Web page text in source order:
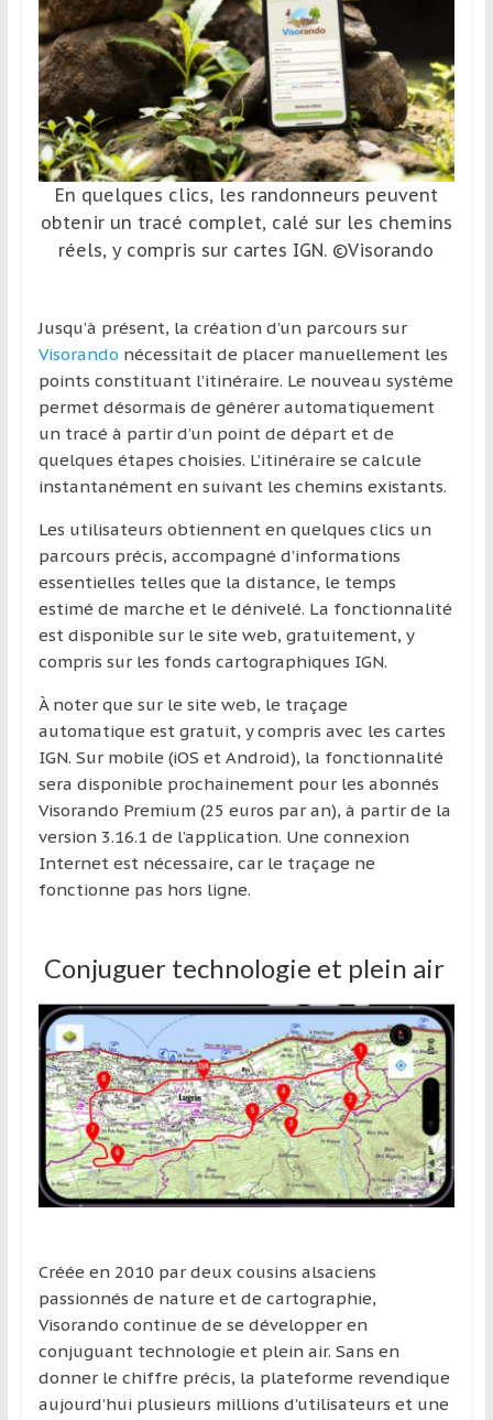
l’étranger
pour
assouvir
leur
passion,
tout
en
profitant
d’un
pays
d’une
région
En quelques clics, les randonneurs peuvent
obtenir un tracé complet, calé sur les chemins
réels, y compris sur cartes IGN. ©Visorando
Jusqu’à présent, la création d’un parcours sur
Visorando nécessitait de placer manuellement les
points constituant l’itinéraire. Le nouveau système
permet désormais de générer automatiquement
un tracé à partir d’un point de départ et de
quelques étapes choisies. L’itinéraire se calcule
instantanément en suivant les chemins existants.
Les utilisateurs obtiennent en quelques clics un
parcours précis, accompagné d’informations
essentielles telles que la distance, le temps
estimé de marche et le dénivelé. La fonctionnalité
est disponible sur le site web, gratuitement, y
compris sur les fonds cartographiques IGN.
À noter que sur le site web, le traçage
automatique est gratuit, y compris avec les cartes
IGN. Sur mobile (iOS et Android), la fonctionnalité
sera disponible prochainement pour les abonnés
Visorando Premium (25 euros par an), à partir de la
version 3.16.1 de l’application. Une connexion
Internet est nécessaire, car le traçage ne
fonctionne pas hors ligne.
Conjuguer technologie et plein air
Créée en 2010 par deux cousins alsaciens
passionnés de nature et de cartographie,
Visorando continue de se développer en
conjuguant technologie et plein air. Sans en
donner le chiffre précis, la plateforme revendique
aujourd’hui plusieurs millions d’utilisateurs et une